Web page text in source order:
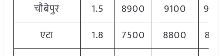
चौबेपुर
1.5 8900 9100
एटा
1.8 7500 8800